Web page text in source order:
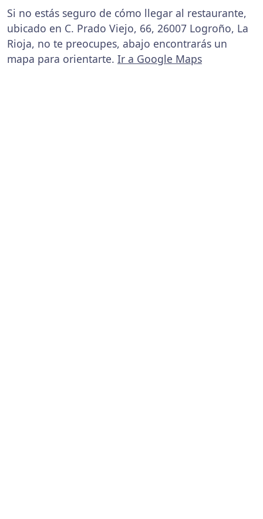
Si no estás seguro de cómo llegar al restaurante,
ubicado en C. Prado Viejo, 66, 26007 Logroño, La
Rioja, no te preocupes, abajo encontrarás un
mapa para orientarte. Ir a Google Maps